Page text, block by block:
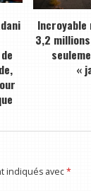
3,2
«
indiqués avec*